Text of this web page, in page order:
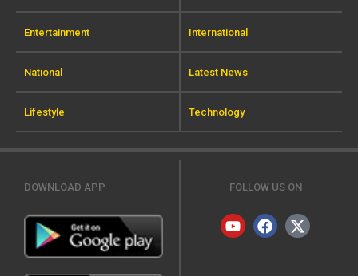
Entertainment International
National Latest News
Lifestyle Technology
DOWNLOAD APP FOLLOW US ON